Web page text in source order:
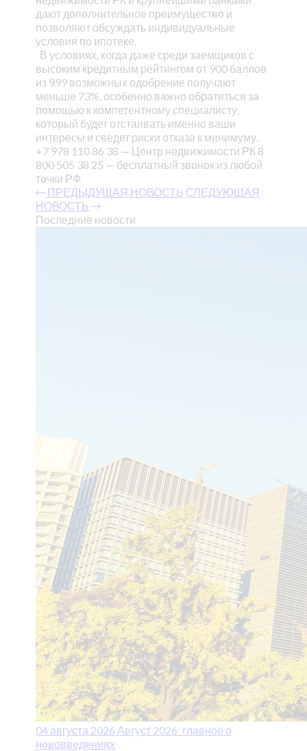
дают дополнительное преимущество и
позволяют обсуждать индивидуальные
условия по ипотеке.
В условиях, когда даже среди заемщиков с
высоким кредитным рейтингом от 900 баллов
из 999 возможных одобрение получают
меньше 73%, особенно важно обратиться за
помощью к компетентному специалисту,
который будет отстаивать именно ваши
интересы и сведет риски отказа к минимуму.
+7 978 110 86 38 — Центр недвижимости РК 8
800 505 38 25 — бесплатный звонок из любой
точки РФ
ПРЕДЫДУЩАЯ НОВОСТЬ СЛЕДУЮЩАЯ
НОВОСТЬ
Последние новости
04 августа 2026 Август 2026: главное о
нововведениях